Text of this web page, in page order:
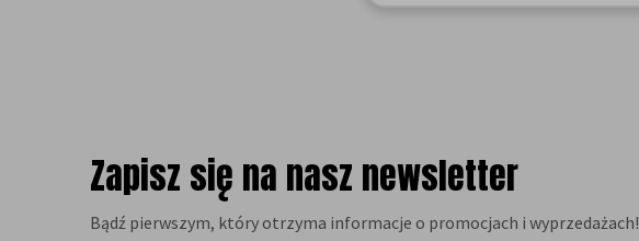
otrzymałem przesyłkę, w której
wreszcie znalazły się brakujące
Zapisz się na nasz newsletter
Bądź pierwszym, który otrzyma informacje o promocjach i wyprzedażach!